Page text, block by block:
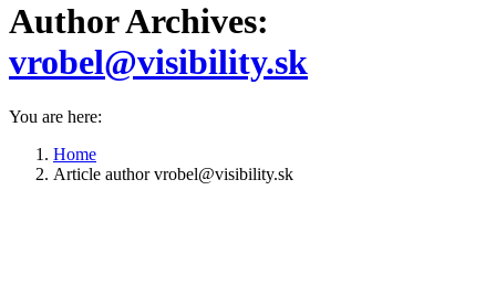
Author Archives:
vrobel@visibility.sk
You are here:
Home
Article author vrobel@visibility.sk